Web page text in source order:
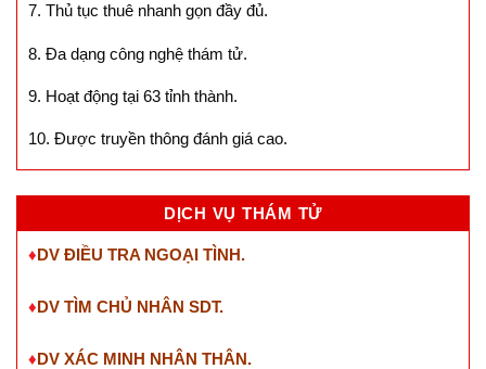
7. Thủ tục thuê nhanh gọn đầy đủ.
8. Đa dạng công nghệ thám tử.
9. Hoạt động tại 63 tỉnh thành.
10. Được truyền thông đánh giá cao.
DỊCH VỤ THÁM TỬ
♦DV ĐIỀU TRA NGOẠI TÌNH.
♦DV TÌM CHỦ NHÂN SDT.
♦DV XÁC MINH NHÂN THÂN.